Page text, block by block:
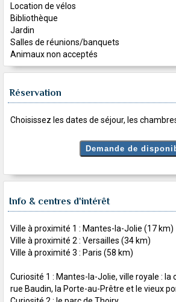
Location de vélos
Bibliothèque
Jardin
Salles de réunions/banquets
Animaux non acceptés
Réservation
Choisissez les dates de séjour, les
Info & centres d'intérêt
Ville à proximité 1 : Mantes-la-Jolie (17 km)
Ville à proximité 2 : Versailles (34 km)
Ville à proximité 3 : Paris (58 km)
Curiosité 1 : Mantes-la-Jolie, ville royale : la
rue Baudin, la Porte-au-Prêtre et le vieux